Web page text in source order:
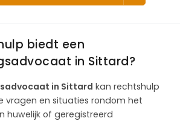
biedt een
in Sittard?
in Sittard kan rechtshulp
vragen en situaties rondom het
huwelijk of geregistreerd